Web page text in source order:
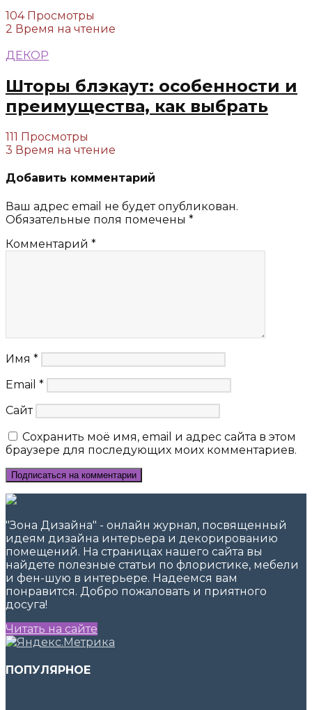
104 Просмотры
2 Время на чтение
ДЕКОР
Шторы блэкаут: особенности и
преимущества, как выбрать
111 Просмотры
3 Время на чтение
Добавить комментарий
Ваш адрес email не будет опубликован.
Обязательные поля помечены *
Комментарий *
Имя *
Email *
Сайт
Сохранить моё имя, email и адрес сайта в этом
браузере для последующих моих комментариев.
"Зона Дизайна" - онлайн журнал, посвященный
идеям дизайна интерьера и декорированию
помещений. На страницах нашего сайта вы
найдете полезные статьи по флористике, мебели
и фен-шую в интерьере. Надеемся вам
понравится. Добро пожаловать и приятного
досуга!
Читать на сайте
ПОПУЛЯРНОЕ